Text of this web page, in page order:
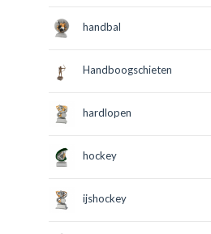
handbal
Handboogschieten
hardlopen
hockey
ijshockey